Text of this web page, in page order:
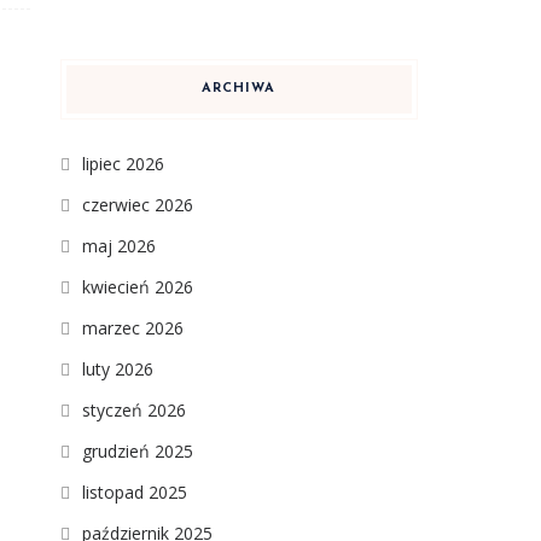
ARCHIWA
lipiec 2026
czerwiec 2026
maj 2026
kwiecień 2026
marzec 2026
luty 2026
styczeń 2026
grudzień 2025
listopad 2025
październik 2025